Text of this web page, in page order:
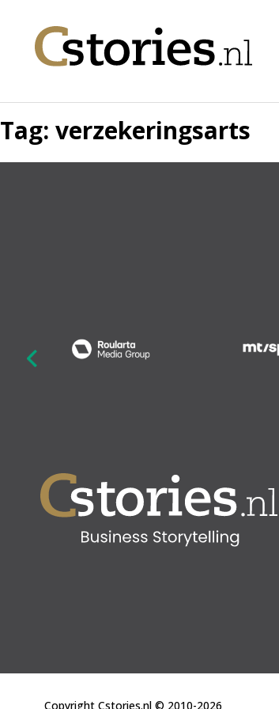
Tag: verzekeringsarts
Copyright Cstories.nl © 2010-2026